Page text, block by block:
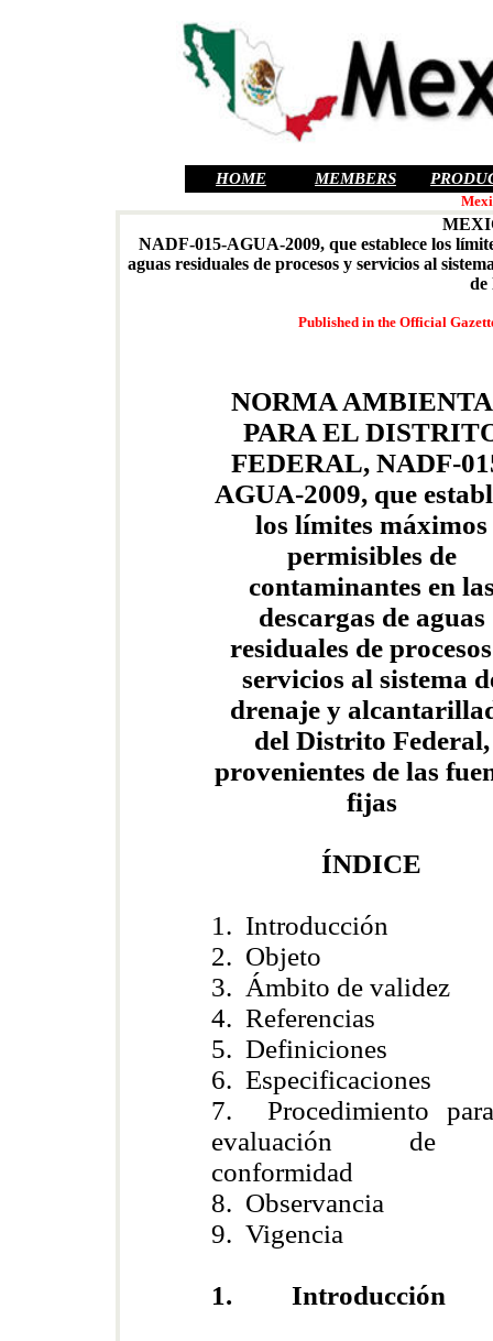
HOME MEMBERS
NADF-015-AGUA-2009, que establece los
aguas residuales de procesos y servicios al
de
Published in the Official
NORMA
PARA EL
FEDERAL, NADF-
AGUA-2009, que
los límites máximos
permisibles de
contaminantes en
descargas de aguas
residuales de
servicios al sistema
drenaje y
del Distrito Federal,
provenientes de las
fijas
ÍNDICE
1. Introducción
2. Objeto
3. Ámbito de validez
4. Referencias
5. Definiciones
6. Especificaciones
7. Procedimiento
evaluación de
conformidad
8. Observancia
9. Vigencia
1. Introducción